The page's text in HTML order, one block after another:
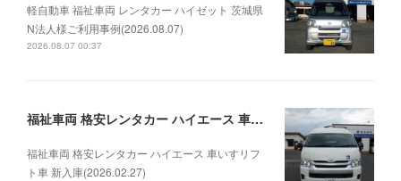
軽自動車 福祉車両 レンタカー ハイゼット 茨城県
N法人様ご利用事例(2026.08.07)
2026.08.07 00:37
福祉車両 格安レンタカー ハイエース 車いすリフト車 新入庫(2026.02.27)
福祉車両 格安レンタカー ハイエース 車いすリフ
ト車 新入庫(2026.02.27)